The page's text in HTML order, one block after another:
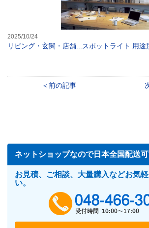
2025/10/24
リビング・玄関・店舗...スポットライト 用途
前の記事
ネットショップなので日本全国配送可
お見積、ご相談、大量購入などお気
い。